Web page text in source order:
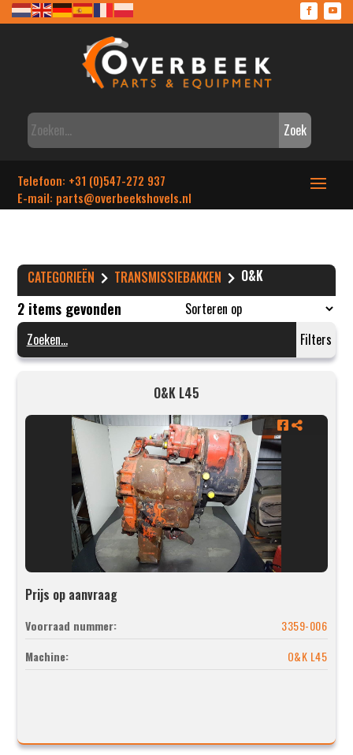
Zoek
Telefoon: +31 (0)547-272 937
E-mail: parts@overbeekshovels.nl
CATEGORIEËN TRANSMISSIEBAKKEN O&K
2 items gevonden
Filters
O&K L45
Prijs op aanvraag
Voorraad nummer:
3359-006
Machine:
O&K L45